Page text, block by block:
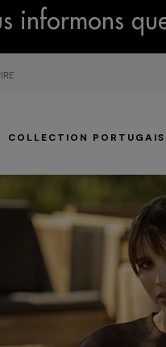
informons
COLLECTION